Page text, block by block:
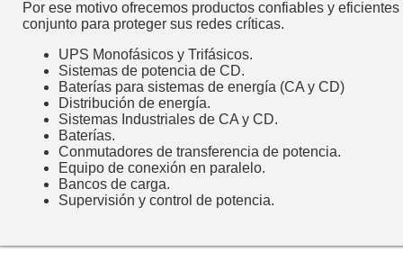
Por ese motivo ofrecemos productos confiables y
conjunto para proteger sus redes críticas.
UPS Monofásicos y Trifásicos.
Sistemas de potencia de CD.
Baterías para sistemas de energía (CA y CD)
Distribución de energía.
Sistemas Industriales de CA y CD.
Baterías.
Conmutadores de transferencia de potencia.
Equipo de conexión en paralelo.
Bancos de carga.
Supervisión y control de potencia.